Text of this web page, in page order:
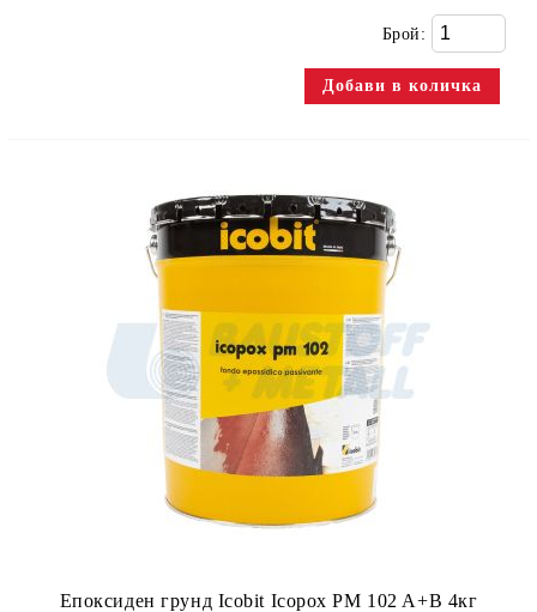
Брой:
Епоксиден грунд Icobit Icopox PM 102 A+B 4кг